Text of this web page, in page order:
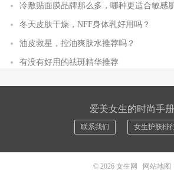
冷敷贴面膜品牌那么多，哪种更适合敏感
冬天皮肤干燥，NFF身体乳好用吗？
油皮救星，控油爽肤水推荐吗？
有没有好用的祛斑精华推荐
爱美女生的时尚手册
联系我们 女生护肤排
© 2026 女生网 网站地图